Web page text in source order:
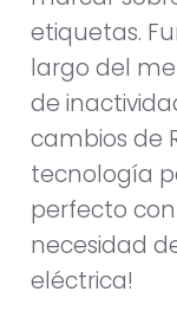
etiquetas.
largo del
de
cambios de
tecnología
perfecto
necesidad
eléctrica!